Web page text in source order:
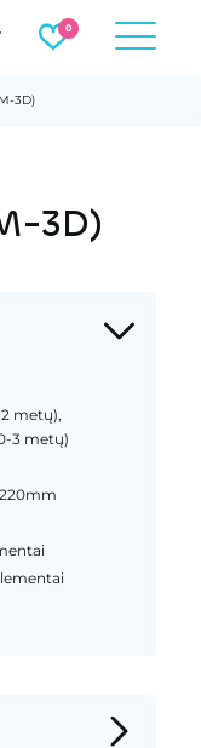
3D)
3D)
metų),
3 metų)